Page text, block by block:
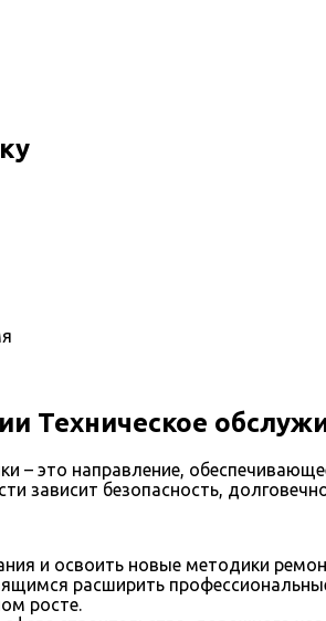
Техническое
– это направление,
зависит безопасность,
и освоить новые методики
расширить
росте.